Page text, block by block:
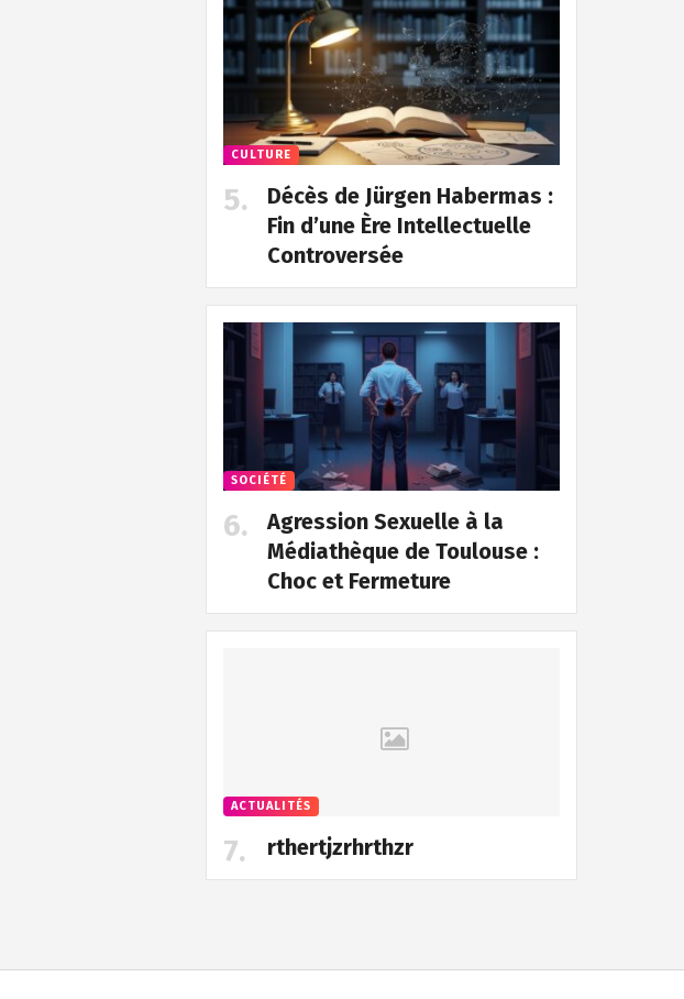
CULTURE
Décès de Jürgen Habermas :
Fin d’une Ère Intellectuelle
Controversée
SOCIÉTÉ
Agression Sexuelle à la
Médiathèque de Toulouse :
Choc et Fermeture
ACTUALITÉS
rthertjzrhrthzr